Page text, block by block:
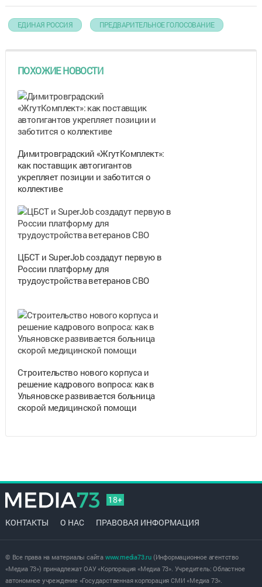
ЕДИНАЯ РОССИЯ ПРЕДВАРИТЕЛЬНОЕ ГОЛОСОВАНИЕ
ПОХОЖИЕ НОВОСТИ
Димитровградский «ЖгутКомплект»:
как поставщик автогигантов
укрепляет позиции и заботится о
коллективе
ЦБСТ и SuperJob создадут первую в
России платформу для
трудоустройства ветеранов СВО
Строительство нового корпуса и
решение кадрового вопроса: как в
Ульяновске развивается больница
скорой медицинской помощи
18+
КОНТАКТЫ О НАС ПРАВОВАЯ ИНФОРМАЦИЯ
© Все права на материалы сайта www.media73.ru(Информационное агентство
«Медиа 73») принадлежат ОАУ «Корпорация «Медиа 73». Учредитель: Областное
автономное учреждение «Государственная корпорация СМИ «Медиа 73».